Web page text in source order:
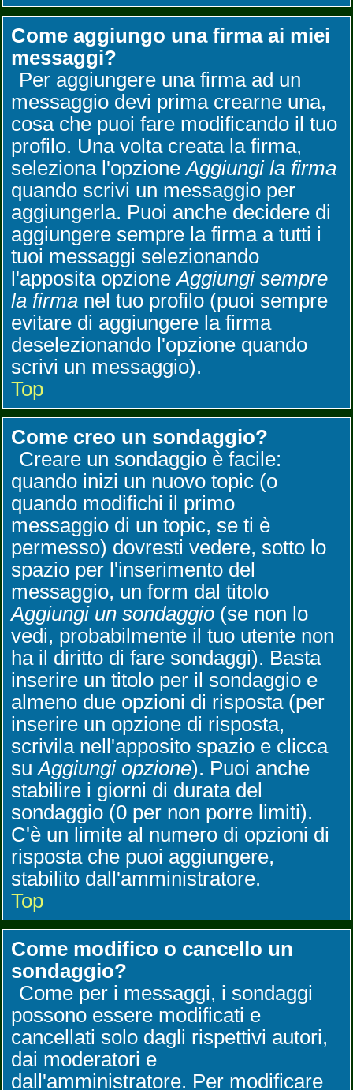
Come aggiungo una firma ai miei
messaggi?
Per aggiungere una firma ad un
messaggio devi prima crearne una,
cosa che puoi fare modificando il tuo
profilo. Una volta creata la firma,
seleziona l'opzioneAggiungi la firma
quando scrivi un messaggio per
aggiungerla. Puoi anche decidere di
aggiungere sempre la firma a tutti i
tuoi messaggi selezionando
l'apposita opzioneAggiungi sempre
la firma nel tuo profilo (puoi sempre
evitare di aggiungere la firma
deselezionando l'opzione quando
scrivi un messaggio).
Top
Come creo un sondaggio?
Creare un sondaggio è facile:
quando inizi un nuovo topic (o
quando modifichi il primo
messaggio di un topic, se ti è
permesso) dovresti vedere, sotto lo
spazio per l'inserimento del
messaggio, un form dal titolo
Aggiungi un sondaggio (se non lo
vedi, probabilmente il tuo utente non
ha il diritto di fare sondaggi). Basta
inserire un titolo per il sondaggio e
almeno due opzioni di risposta (per
inserire un opzione di risposta,
scrivila nell'apposito spazio e clicca
suAggiungi opzione). Puoi anche
stabilire i giorni di durata del
sondaggio (0 per non porre limiti).
C'è un limite al numero di opzioni di
risposta che puoi aggiungere,
stabilito dall'amministratore.
Top
Come modifico o cancello un
sondaggio?
Come per i messaggi, i sondaggi
possono essere modificati e
cancellati solo dagli rispettivi autori,
dai moderatori e
dall'amministratore. Per modificare